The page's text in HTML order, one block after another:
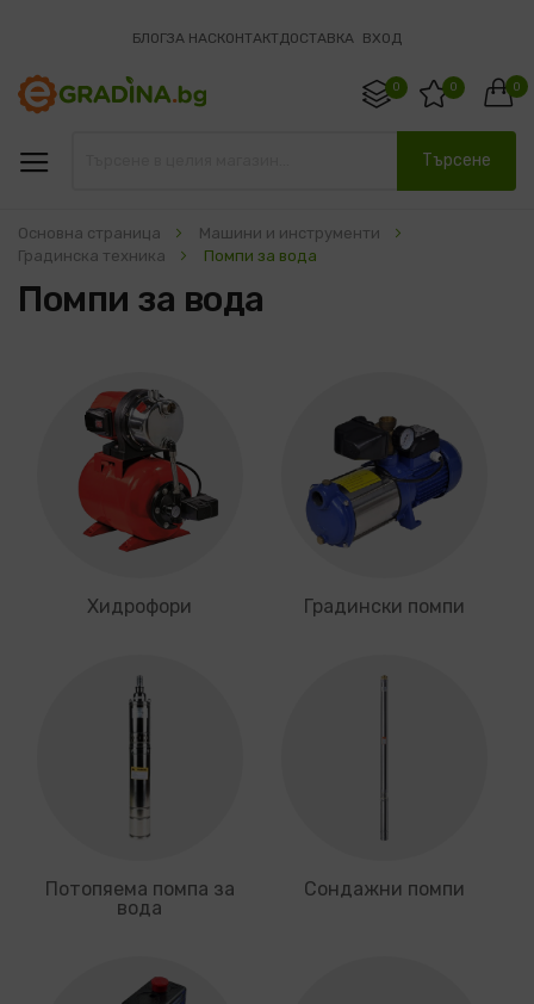
БЛОГЗА НАСКОНТАКТДОСТАВКА ВХОД
0
0 0
Търсене
Основна страница
Машини и инструменти
Градинска техника
Помпи за вода
Помпи за вода
Хидрофори Градински помпи
Потопяема помпа за
вода
Сондажни помпи